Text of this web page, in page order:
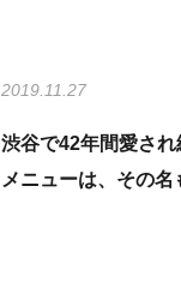
2019.11.27
渋谷で42年間愛さ
メニューは、その名